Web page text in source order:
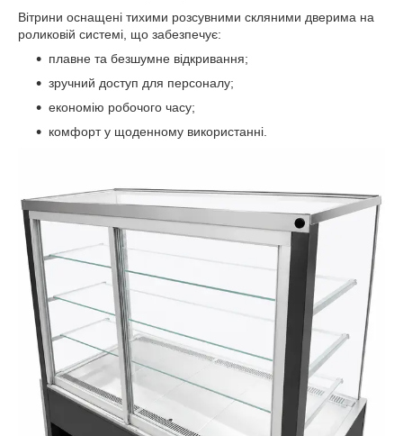
Вітрини оснащені тихими розсувними скляними дверима на
роликовій системі, що забезпечує:
плавне та безшумне відкривання;
зручний доступ для персоналу;
економію робочого часу;
комфорт у щоденному використанні.